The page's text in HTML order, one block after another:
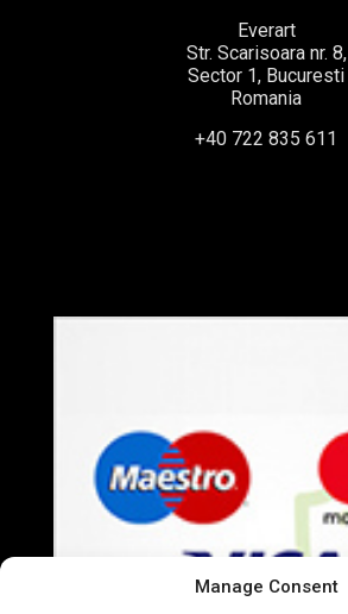
Manage Consent
Everart
Str. Scarisoara nr. 8,
Sector 1, Bucuresti
Romania
+40 722 835 611